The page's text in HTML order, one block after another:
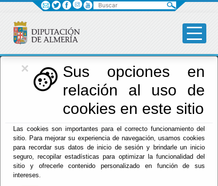
×
Sus opciones en
relación al uso de
cookies en este sitio
Las cookies son importantes para el correcto funcionamiento del
sitio. Para mejorar su experiencia de navegación, usamos cookies
para recordar sus datos de inicio de sesión y brindarle un inicio
seguro, recopilar estadísticas para optimizar la funcionalidad del
sitio y ofrecerle contenido personalizado en función de sus
intereses.
Diputación
Menú Diputación
Escuchar
CONFERENCIA ARTE
SACRO LA ESCUELA
MURCIANA
Buscar